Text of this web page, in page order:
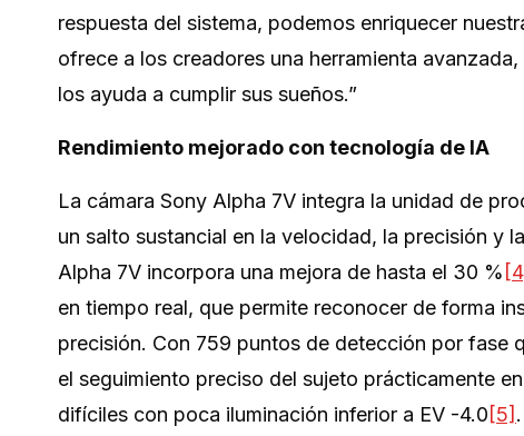
respuesta del sistema, podemos enriquecer
ofrece a los creadores una herramienta
los ayuda a cumplir sus sueños.”
Rendimiento mejorado con tecnología de IA
La cámara Sony Alpha 7V integra la unidad de
un salto sustancial en la velocidad, la precisión y
Alpha 7V incorpora una mejora de hasta el 30 %
en tiempo real, que permite reconocer de forma
precisión. Con 759 puntos de detección por fase
el seguimiento preciso del sujeto prácticamente
difíciles con poca iluminación inferior a EV -4.0[5] .